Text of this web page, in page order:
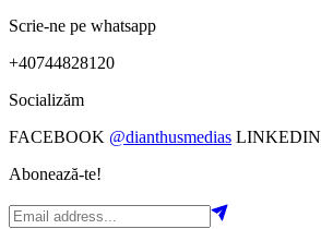
Scrie-ne pe whatsapp
+40744828120
Socializăm
FACEBOOK @dianthusmedias LINKEDIN
Abonează-te!